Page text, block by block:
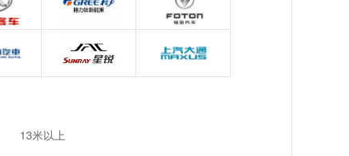
13米以上